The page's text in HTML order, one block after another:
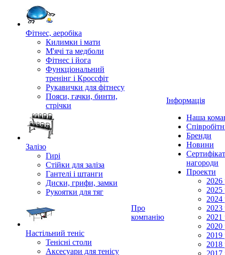
Фітнес, аеробіка
Килимки і мати
М'ячі та медболи
Фітнес і йога
Функціональний
тренінг і Кроссфіт
Рукавички для фітнесу
Пояси, гачки, бинти,
стрічки
Залізо
Гирі
Стійки для заліза
Гантелі і штанги
Диски, грифи, замки
Рукоятки для тяг
Настільний теніс
Тенісні столи
Аксесуари для тенісу
Про
компанію
Інформація
Наша
Бренди
Новини
нагороди
Проекти
2026
2025
2024
2023
2021
2020
2019
2018
2017